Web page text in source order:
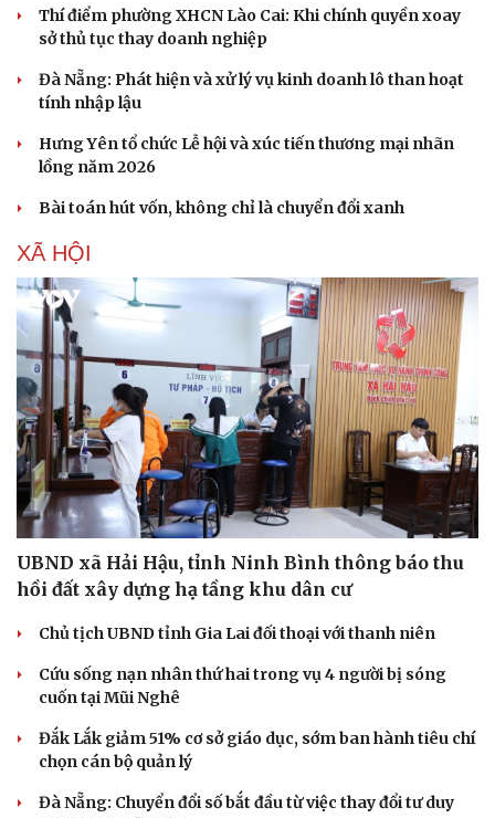
Thí điểm phường XHCN Lào Cai: Khi chính quyền xoay
sở thủ tục thay doanh nghiệp
Đà Nẵng: Phát hiện và xử lý vụ kinh doanh lô than hoạt
tính nhập lậu
Hưng Yên tổ chức Lễ hội và xúc tiến thương mại nhãn
lồng năm 2026
Bài toán hút vốn, không chỉ là chuyển đổi xanh
XÃ HỘI
UBND xã Hải Hậu, tỉnh Ninh Bình thông báo thu
hồi đất xây dựng hạ tầng khu dân cư
Chủ tịch UBND tỉnh Gia Lai đối thoại với thanh niên
Cứu sống nạn nhân thứ hai trong vụ 4 người bị sóng
cuốn tại Mũi Nghê
Đắk Lắk giảm 51% cơ sở giáo dục, sớm ban hành tiêu chí
chọn cán bộ quản lý
Đà Nẵng: Chuyển đổi số bắt đầu từ việc thay đổi tư duy